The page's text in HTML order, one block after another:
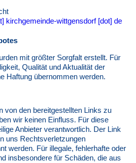
kirchgemeinde-wittgensdorf [dot] de
mit größter Sorgfalt erstellt. Für
Qualität und Aktualität der
Haftung übernommen werden.
von den bereitgestellten Links zu
wir keinen Einfluss. Für diese
Anbieter verantwortlich. Der Link
uns Rechtsverletzungen
werden. Für illegale, fehlerhafte oder
insbesondere für Schäden, die aus